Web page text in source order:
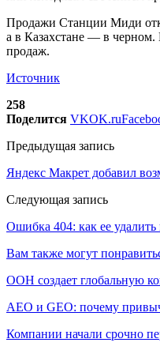
Продажи Станции Миди
а в Казахстане — в черном.
продаж.
Источник
258
Поделится VKOK.ru
Предыдущая запись
Яндекс Макрет добавил
Следующая запись
Ошибка 404: как ее удалить
Вам также могут
ООН создает глобальную
AEO и GEO: почему
Компании начали срочно